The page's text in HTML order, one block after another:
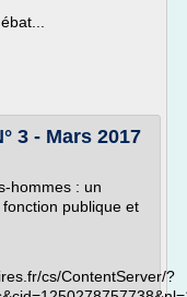
3 - Mars 2017
hommes : un
publique et
cs/ContentServer/?